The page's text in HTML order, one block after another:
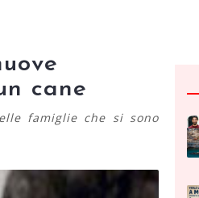
cane
famiglie che si sono